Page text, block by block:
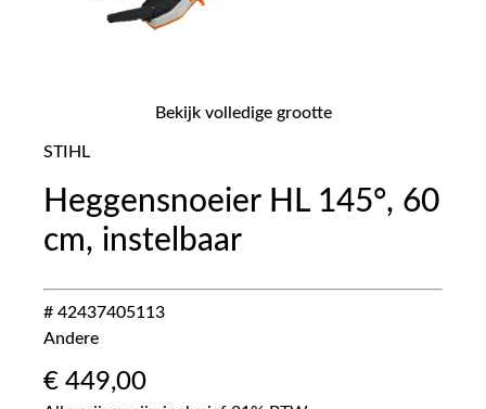
Bekijk volledige grootte
STIHL
Heggensnoeier HL 145°, 60
cm, instelbaar
# 42437405113
Andere
€ 449,00